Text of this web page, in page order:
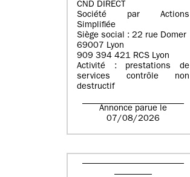
CND DIRECT
Société par Actions
Simplifiée
Siège social : 22 rue Domer
69007 Lyon
909 394 421 RCS Lyon
Activité : prestations de
services contrôle non
destructif
Annonce parue le
07/08/2026